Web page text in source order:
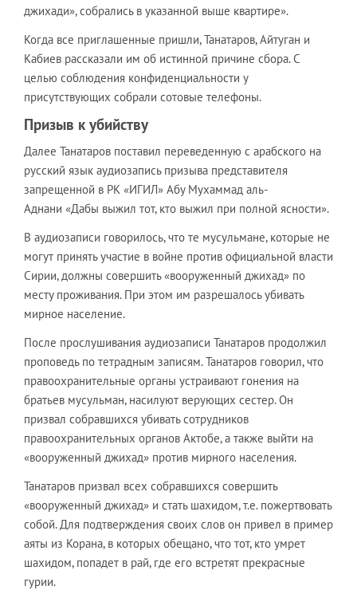
джихади», собрались в указанной выше квартире».
Когда все приглашенные пришли, Танатаров, Айтуган и
Кабиев рассказали им об истинной причине сбора. С
целью соблюдения конфиденциальности у
присутствующих собрали сотовые телефоны.
Призыв к убийству
Далее Танатаров поставил переведенную с арабского на
русский язык аудиозапись призыва представителя
запрещенной в РК «ИГИЛ» Абу Мухаммад аль-
Аднани «Дабы выжил тот, кто выжил при полной ясности».
В аудиозаписи говорилось, что те мусульмане, которые не
могут принять участие в войне против официальной власти
Сирии, должны совершить «вооруженный джихад» по
месту проживания. При этом им разрешалось убивать
мирное население.
После прослушивания аудиозаписи Танатаров продолжил
проповедь по тетрадным записям. Танатаров говорил, что
правоохранительные органы устраивают гонения на
братьев мусульман, насилуют верующих сестер. Он
призвал собравшихся убивать сотрудников
правоохранительных органов Актобе, а также выйти на
«вооруженный джихад» против мирного населения.
Танатаров призвал всех собравшихся совершить
«вооруженный джихад» и стать шахидом, т.е. пожертвовать
собой. Для подтверждения своих слов он привел в пример
аяты из Корана, в которых обещано, что тот, кто умрет
шахидом, попадет в рай, где его встретят прекрасные
гурии.